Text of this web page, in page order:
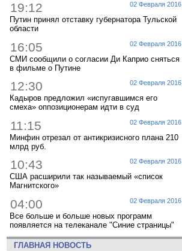
02 Февраля 2016
19:12
Путин принял отставку губернатора Тульской
области
02 Февраля 2016
16:05
СМИ сообщили о согласии Ди Каприо сняться
в фильме о Путине
02 Февраля 2016
12:30
Кадыров предложил «испугавшимся его
смеха» оппозиционерам идти в суд
02 Февраля 2016
11:15
Минфин отрезал от антикризисного плана 210
млрд руб.
02 Февраля 2016
10:43
США расширили так называемый «список
Магнитского»
02 Февраля 2016
04:00
Все больше и больше новых программ
появляется на телеканале "Синие страницы"
ГЛАВНАЯ НОВОСТЬ